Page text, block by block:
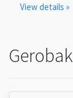
View details »
Gerobak